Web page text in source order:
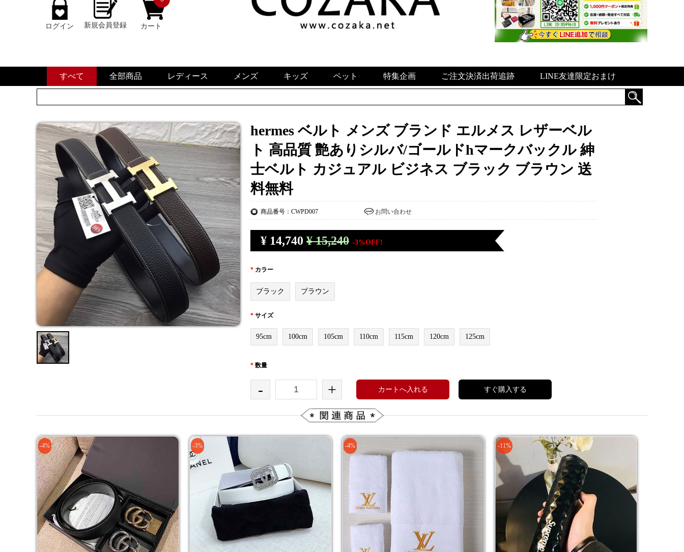
ログイン 新規会員登録 カート
すべて 全部商品 レディース メンズ キッズ ペット 特集企画 ご注文決済出荷追跡 LINE友達限定おまけ
hermes ベルト メンズ ブランド エルメス レザーベル
ト 高品質 艶ありシルバ/ゴールドhマークバックル 紳
士ベルト カジュアル ビジネス ブラック ブラウン 送
料無料
商品番号：CWPD007 お問い合わせ
¥ 14,740 ¥ 15,240 -3%OFF!
* カラー
ブラック ブラウン
* サイズ
95cm 100cm 105cm 110cm 115cm 120cm 125cm
* 数量
- + カートへ入れる すぐ購入する
-4% -3% -4% -11%